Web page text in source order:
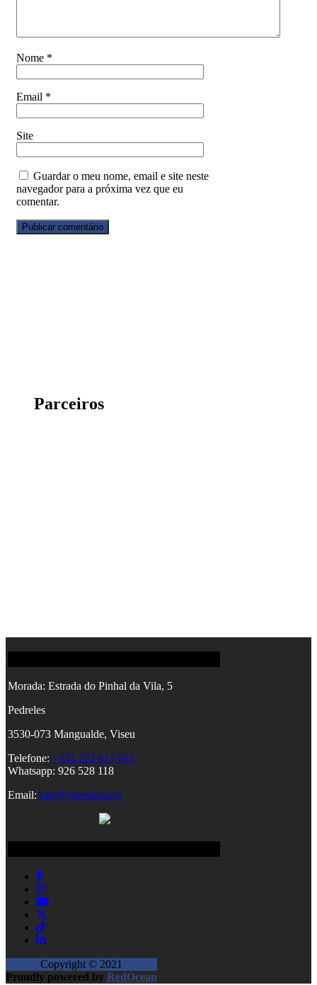
Nome *
Email *
Site
Guardar o meu nome, email e site neste
navegador para a próxima vez que eu
comentar.
Parceiros
Morada: Estrada do Pinhal da Vila, 5
Pedreles
3530-073 Mangualde, Viseu
Telefone: +351 232 617 013
Whatsapp: 926 528 118
Email: info@viseunow.pt
Copyright © 2021
Proudly powered by RedOcean